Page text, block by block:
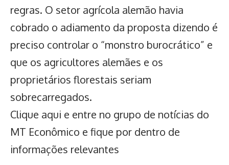
regras. O setor agrícola alemão havia
cobrado o adiamento da proposta dizendo é
preciso controlar o “monstro burocrático” e
que os agricultores alemães e os
proprietários florestais seriam
sobrecarregados.
Clique aqui e entre no grupo de notícias do
MT Econômico e fique por dentro de
informações relevantes